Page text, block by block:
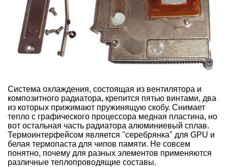
Система охлаждения, состоящая из вентилятора и
композитного радиатора, крепится пятью винтами, два
из которых прижимают пружинящую скобу. Снимает
тепло с графического процессора медная пластина, но
вот остальная часть радиатора алюминиевый сплав.
Термоинтерфейсом является "серебрянка" для GPU и
белая термопаста для чипов памяти. Не совсем
понятно, почему для разных элементов применяются
различные теплопроводящие составы.